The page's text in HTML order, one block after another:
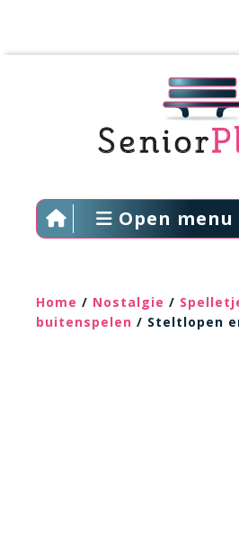
Open menu
Home / Nostalgie /
buitenspelen / Steltlopen